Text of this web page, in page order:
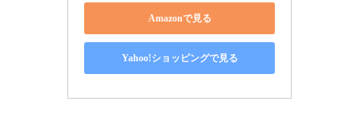
Amazonで見る
Yahoo!ショッピングで見る